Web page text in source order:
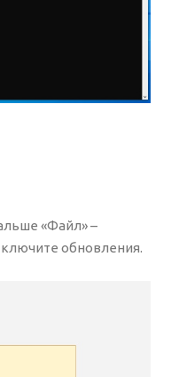
«Файл» –
обновления.